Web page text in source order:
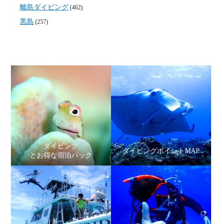
離島ダイビング (462)
黒島 (257)
ダイビング
とお得な宿泊パック
ダイビングポイントMAP